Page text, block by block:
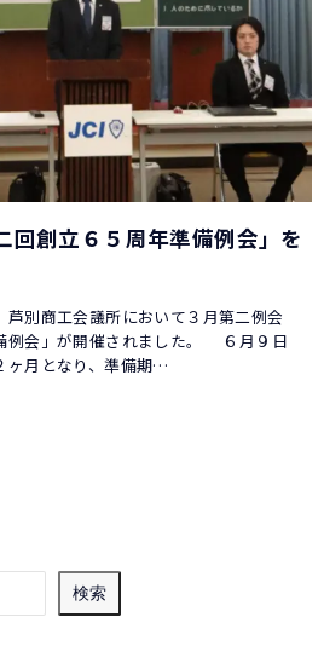
回創立６５周年準備例会」を
別商工会議所において３月第二例会
例会」が開催されました。 ６月９日
ヶ月となり、準備期…
検索